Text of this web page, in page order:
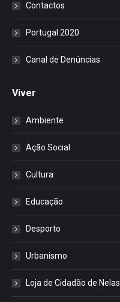
Contactos
Portugal 2020
Canal de Denúncias
Viver
Ambiente
Ação Social
Cultura
Educação
Desporto
Urbanismo
Loja de Cidadão de Nelas